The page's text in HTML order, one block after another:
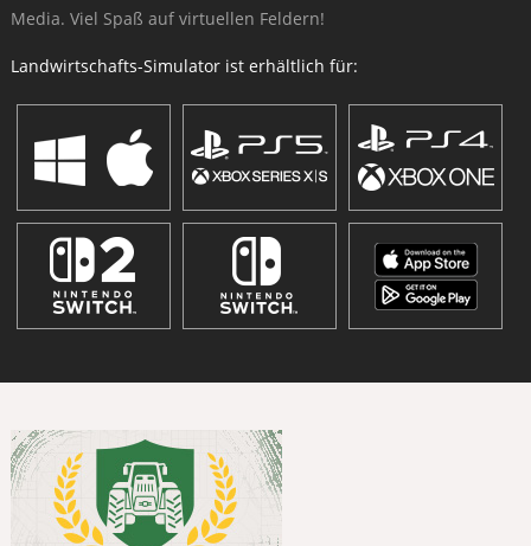
Media. Viel Spaß auf virtuellen Feldern!
Landwirtschafts-Simulator ist erhältlich für: